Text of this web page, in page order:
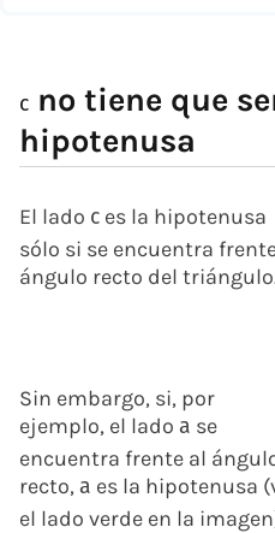
c no tiene que
hipotenusa
El lado c es la hipotenusa
sólo si se encuentra
ángulo recto del
Sin embargo, si, por
ejemplo, el lado a se
encuentra frente al
recto, a es la hipotenusa
el lado verde en la